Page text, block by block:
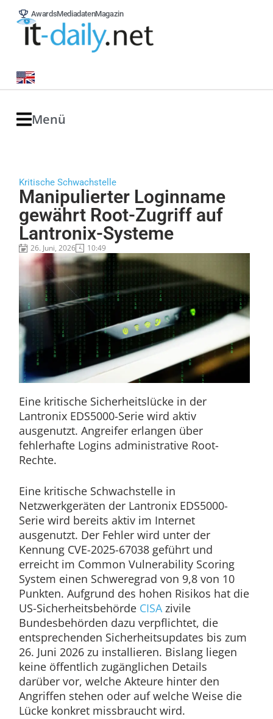
AwardsMediadatenMagazin
Menü
Kritische Schwachstelle
Manipulierter Loginname
gewährt Root-Zugriff auf
Lantronix-Systeme
26. Juni, 2026 10:49
Eine kritische Sicherheitslücke in der
Lantronix EDS5000-Serie wird aktiv
ausgenutzt. Angreifer erlangen über
fehlerhafte Logins administrative Root-
Rechte.
Eine kritische Schwachstelle in
Netzwerkgeräten der Lantronix EDS5000-
Serie wird bereits aktiv im Internet
ausgenutzt. Der Fehler wird unter der
Kennung CVE-2025-67038 geführt und
erreicht im Common Vulnerability Scoring
System einen Schweregrad von 9,8 von 10
Punkten. Aufgrund des hohen Risikos hat die
US-Sicherheitsbehörde CISAzivile
Bundesbehörden dazu verpflichtet, die
entsprechenden Sicherheitsupdates bis zum
26. Juni 2026 zu installieren. Bislang liegen
keine öffentlich zugänglichen Details
darüber vor, welche Akteure hinter den
Angriffen stehen oder auf welche Weise die
Lücke konkret missbraucht wird.